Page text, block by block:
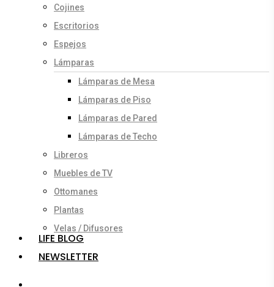
Cojines
Escritorios
Espejos
Lámparas
Lámparas de Mesa
Lámparas de Piso
Lámparas de Pared
Lámparas de Techo
Libreros
Muebles de TV
Ottomanes
Plantas
Velas / Difusores
LIFE BLOG
NEWSLETTER